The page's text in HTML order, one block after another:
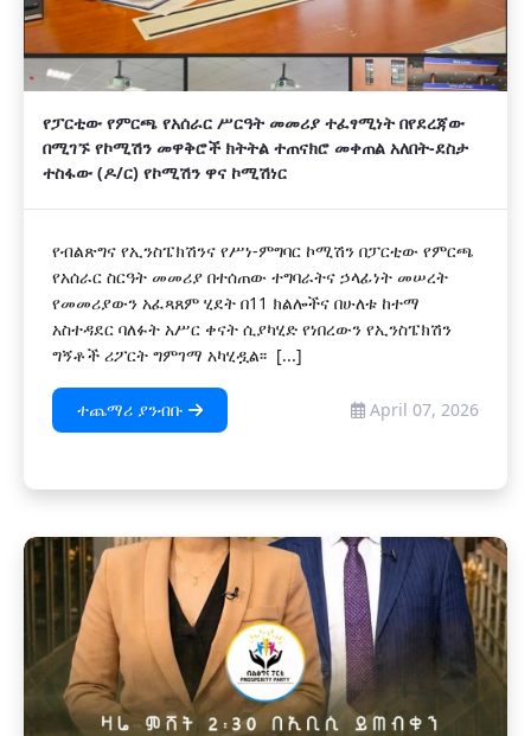
የፓርቲው የምርጫ የአሰራር ሥርዓት መመሪያ ተፈፃሚነት በየደረጃው
በሚገኙ የኮሚሽን መዋቅሮች ክትትል ተጠናክሮ መቀጠል አለበት-ደስታ
ተስፋው (ዶ/ር) የኮሚሽን ዋና ኮሚሽነር
የብልጽግና የኢንስፔክሽንና የሥነ-ምግባር ኮሚሽን በፓርቲው የምርጫ
የአሰራር ስርዓት መመሪያ በተሰጠው ተግባራትና ኃላፊነት መሠረት
የመመሪያውን አፈጻጸም ሂደት በ11 ክልሎችና በሁለቱ ከተማ
አስተዳደር ባለፉት አሥር ቀናት ሲያካሂድ የነበረውን የኢንስፔክሽን
ግኝቶች ሪፖርት ግምገማ አካሂዷል፡፡ [...]
ተጨማሪ ያንብቡ April 07, 2026